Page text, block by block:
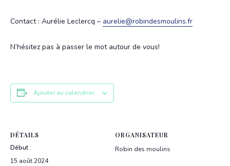
Contact : Aurélie Leclercq – aurelie@robindesmoulins.fr
N’hésitez pas à passer le mot autour de vous!
Ajouter au calendrier
DÉTAILS
Début :
15 août 2024
ORGANISATEUR
Robin des moulins